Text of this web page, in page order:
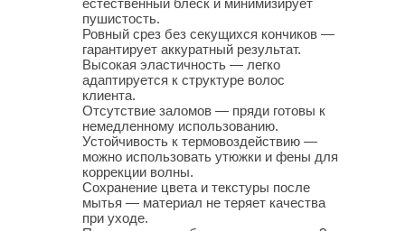
естественный блеск и минимизирует
пушистость.
Ровный срез без секущихся кончиков —
гарантирует аккуратный результат.
Высокая эластичность — легко
адаптируется к структуре волос
клиента.
Отсутствие заломов — пряди готовы к
немедленному использованию.
Устойчивость к термовоздействию —
можно использовать утюжки и фены для
коррекции волны.
Сохранение цвета и текстуры после
мытья — материал не теряет качества
при уходе.